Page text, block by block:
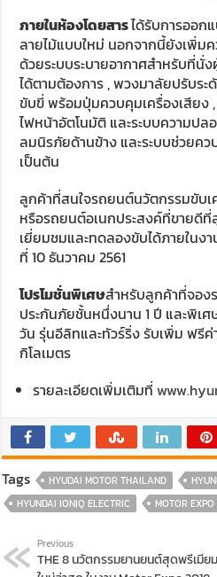
ภายในห้องโดยสารได้รับการออก
ลายไม้แบบใหม่ นอกจากนี้ยังเพิ่ม
ด้วยระบบระบายอากาศสำหรับที่
ได้ตามต้องการ , พวงมาลัยปรับระ
ขับขี่ พร้อมปุ่มควบคุมเครื่องเสียง
ไฟหน้าอัตโนมัติ และระบบความป
ลมนิรภัยด้านข้าง และระบบช่วยคว
เป็นต้น
ลูกค้าที่สนใจรถยนต์นวัตกรรมขับ
หรือรถยนต์อเนกประสงค์ที่ขายดีที่
เยี่ยมชมและทดลองขับได้ภายใน
ที่ 10 ธันวาคม 2561
โปรโมชั่นพิเศษสำหรับลูกค้าที่จอ
ประกันภัยชั้นหนึ่งนาน 1 ปี และพิเ
วัน รุ่นอีลิทและทัวร์ริ่ง รับเพิ่ม ฟรี
กิโลเมตร
รายละเอียดเพิ่มเติมที่
Tags HYUDAI MOTOR THAILAND
HYUNDAI IONIQ ELECTRIC
MOTOR
Previous
THE 8 นวัตกรรมยานยนต์สุดพรีเมียม